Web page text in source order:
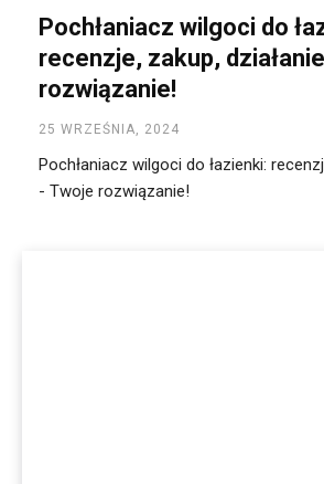
Pochłaniacz wilgoci do
recenzje, zakup,
rozwiązanie!
25 WRZEŚNIA, 2024
Pochłaniacz wilgoci do łazienki:
- Twoje rozwiązanie!